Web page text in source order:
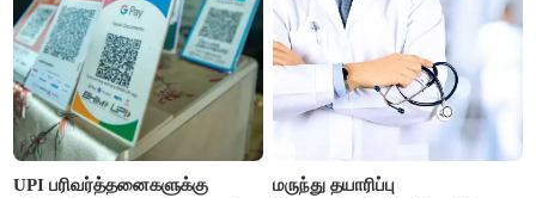
UPI பரிவர்த்தனைகளுக்கு
மருந்து தயாரிப்பு